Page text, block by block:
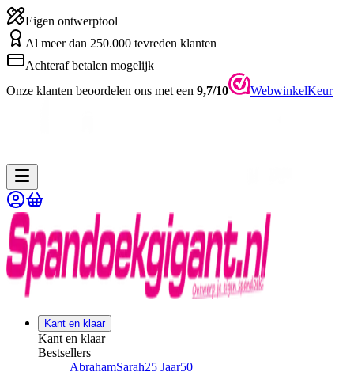
Eigen ontwerptool
Al meer dan 250.000 tevreden klanten
Achteraf betalen mogelijk
Onze klanten beoordelen ons met een 9,7/10 WebwinkelKeur
Kant en klaar
Kant en klaar
Bestsellers
AbrahamSarah25 Jaar50